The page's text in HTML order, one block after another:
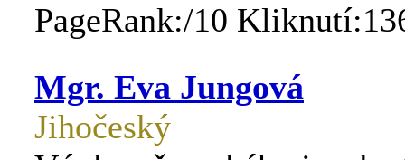
PageRank:/10
Mgr. Eva Jungová
Jihočeský